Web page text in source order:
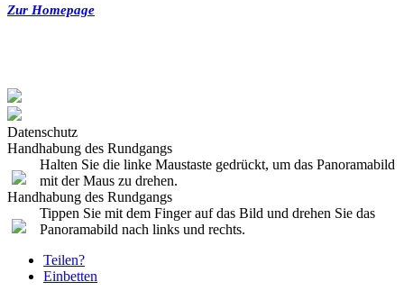
Zur Homepage
Datenschutz
Handhabung des Rundgangs
Halten Sie die linke Maustaste gedrückt, um das Panoramabild
mit der Maus zu drehen.
Handhabung des Rundgangs
Tippen Sie mit dem Finger auf das Bild und drehen Sie das
Panoramabild nach links und rechts.
Teilen?
Einbetten